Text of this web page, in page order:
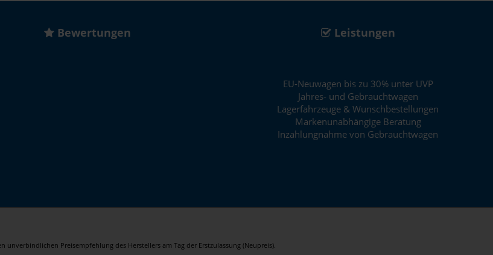
Bewertungen Leistungen
EU-Neuwagen bis zu 30% unter UVP
Jahres- und Gebrauchtwagen
Lagerfahrzeuge & Wunschbestellungen
Markenunabhängige Beratung
Inzahlungnahme von Gebrauchtwagen
Preisempfehlung des Herstellers am Tag der Erstzulassung (Neupreis).